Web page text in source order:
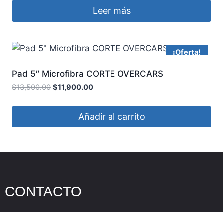
Leer más
¡Oferta!
Pad 5″ Microfibra CORTE OVERCARS
$13,500.00 $11,900.00
Añadir al carrito
CONTACTO